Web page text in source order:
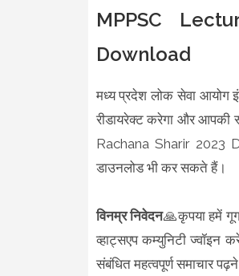
MPPSC
Download
मध्य प्रदेश लोक सेवा आयोग
रीडायरेक्ट करेगा और
Rachana Sharir 2023
डाउनलोड भी कर सकते हैं।
विनम्र निवेदन🙏कृपया हमें
व्हाट्सएप कम्युनिटी ज्वॉइन
संबंधित महत्वपूर्ण समाचार